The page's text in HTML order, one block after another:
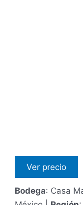
Ver precio
Bodega: Casa